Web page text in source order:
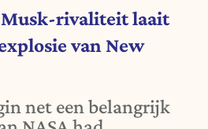
Musk-rivaliteit laait
van New
net een belangrijk